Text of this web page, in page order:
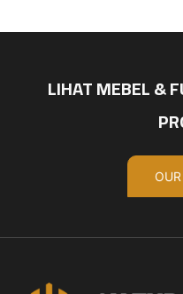
LIHAT MEBEL &